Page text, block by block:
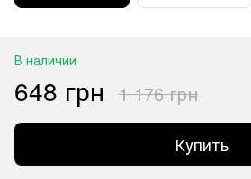
В наличии
648 грн 1 176 грн
Купить